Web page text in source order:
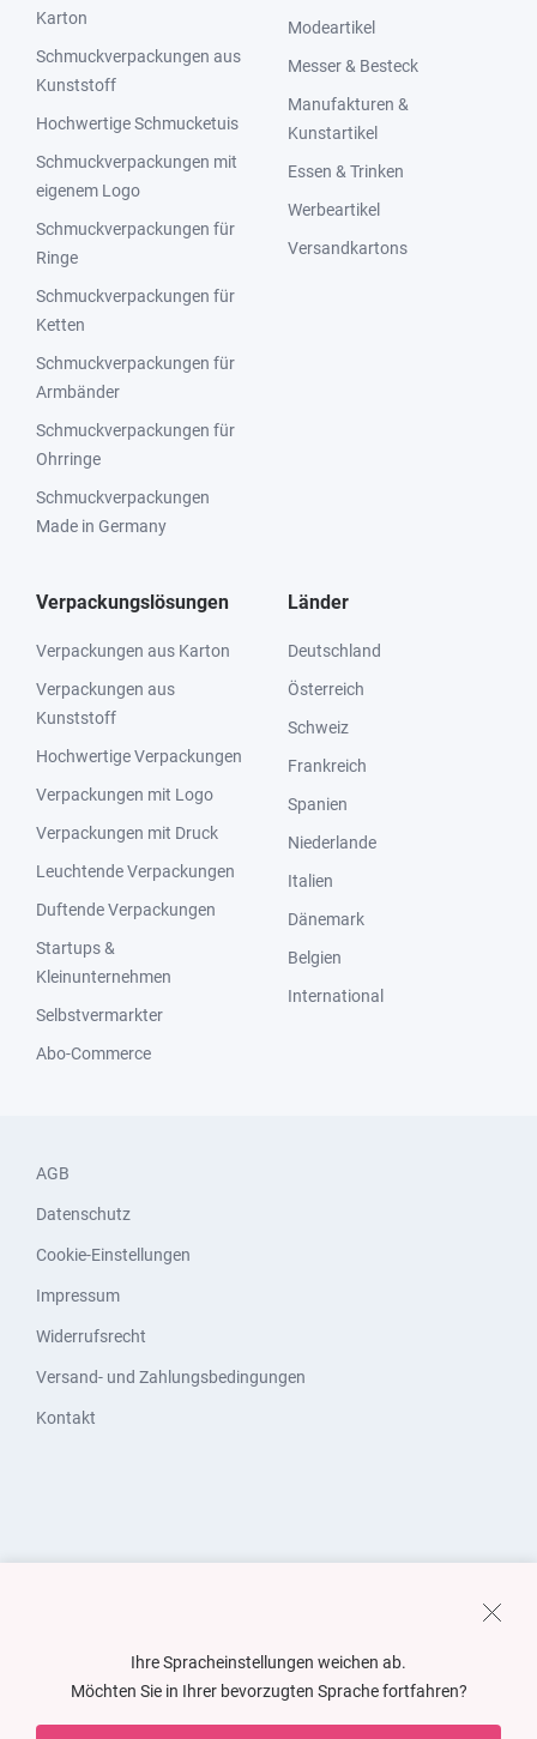
Karton
Schmuckverpackungen aus
Kunststoff
Hochwertige Schmucketuis
Schmuckverpackungen mit
eigenem Logo
Schmuckverpackungen für
Ringe
Schmuckverpackungen für
Ketten
Schmuckverpackungen für
Armbänder
Schmuckverpackungen für
Ohrringe
Schmuckverpackungen
Made in Germany
Modeartikel
Messer & Besteck
Manufakturen &
Kunstartikel
Essen & Trinken
Werbeartikel
Versandkartons
Verpackungslösungen
Verpackungen aus Karton
Verpackungen aus
Kunststoff
Hochwertige Verpackungen
Verpackungen mit Logo
Verpackungen mit Druck
Leuchtende Verpackungen
Duftende Verpackungen
Startups &
Kleinunternehmen
Selbstvermarkter
Abo-Commerce
Länder
Deutschland
Österreich
Schweiz
Frankreich
Spanien
Niederlande
Italien
Dänemark
Belgien
International
AGB
Datenschutz
Cookie-Einstellungen
Impressum
Widerrufsrecht
Versand- und Zahlungsbedingungen
Kontakt
Ihre Spracheinstellungen weichen ab.
Möchten Sie in Ihrer bevorzugten Sprache fortfahren?